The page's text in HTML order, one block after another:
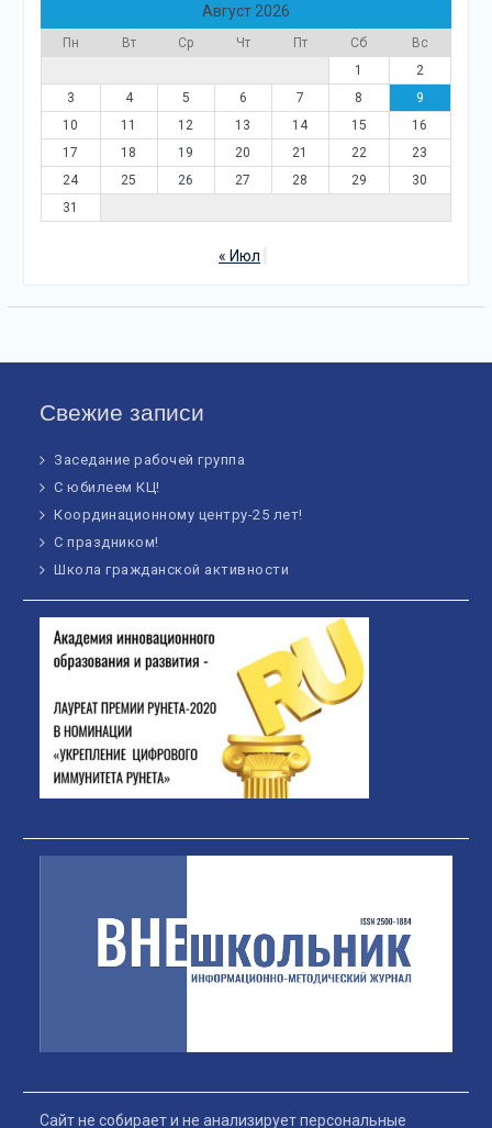
Август 2026
Пн Вт Ср Чт Пт Сб
Вс
1
2
3
4 5 6 7 8
9
10
11 12 13 14 15
16
17
18 19 20 21 22
23
24
25 26 27 28 29
30
31
« Июл
Свежие записи
Заседание рабочей группа
С юбилеем КЦ!
Координационному центру-25 лет!
С праздником!
Школа гражданской активности
Сайт не собирает и не анализирует персональные